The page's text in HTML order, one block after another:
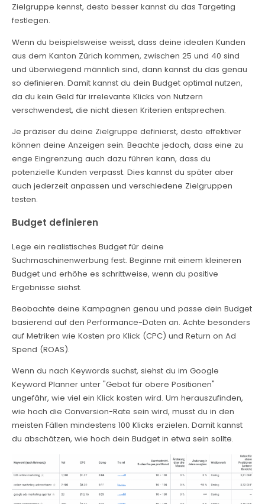
Zielgruppe kennst, desto besser kannst du das Targeting
festlegen.
Wenn du beispielsweise weisst, dass deine idealen Kunden
aus dem Kanton Zürich kommen, zwischen 25 und 40 sind
und überwiegend männlich sind, dann kannst du das genau
so definieren. Damit kannst du dein Budget optimal nutzen,
da du kein Geld für irrelevante Klicks von Nutzern
verschwendest, die nicht diesen Kriterien entsprechen.
Je präziser du deine Zielgruppe definierst, desto effektiver
können deine Anzeigen sein. Beachte jedoch, dass eine zu
enge Eingrenzung auch dazu führen kann, dass du
potenzielle Kunden verpasst. Dies kannst du später aber
auch jederzeit anpassen und verschiedene Zielgruppen
testen.
Budget definieren
Lege ein realistisches Budget für deine
Suchmaschinenwerbung fest. Beginne mit einem kleineren
Budget und erhöhe es schrittweise, wenn du positive
Ergebnisse siehst.
Beobachte deine Kampagnen genau und passe dein Budget
basierend auf den Performance-Daten an. Achte besonders
auf Metriken wie Kosten pro Klick (CPC) und Return on Ad
Spend (ROAS).
Wenn du nach Keywords suchst, siehst du im Google
Keyword Planner unter "Gebot für obere Positionen"
ungefähr, wie viel ein Klick kosten wird. Um herauszufinden,
wie hoch die Conversion-Rate sein wird, musst du in den
meisten Fällen mindestens 100 Klicks erzielen. Damit kannst
du abschätzen, wie hoch dein Budget in etwa sein sollte.